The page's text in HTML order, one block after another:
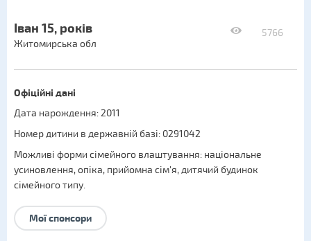
5766
Іван 15, років
Житомирська обл
Офіційні дані
Дата нарождення: 2011
Номер дитини в державній базі: 0291042
Можливі форми сімейного влаштування: національне
усиновлення,опіка, прийомна сім'я,дитячий будинок
сімейного типу.
Мої спонсори